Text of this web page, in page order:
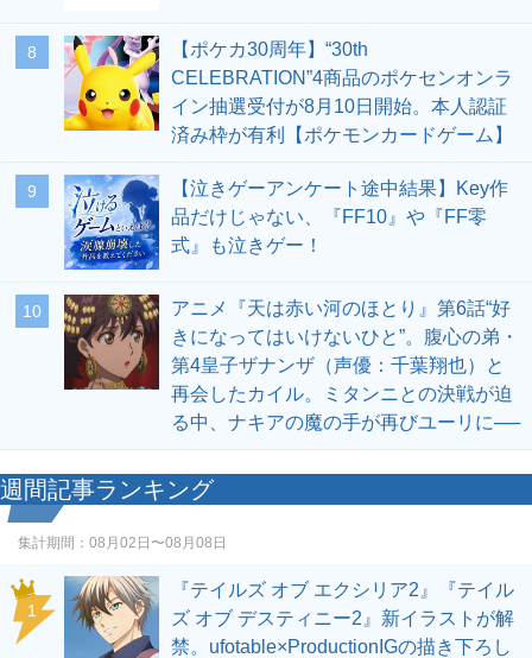
8
【ポケカ30周年】“30th
CELEBRATION”4商品のポケセンオンラ
イン抽選受付が8月10日開始。本人認証
済み枠が有利【ポケモンカードゲーム】
9
【泣きゲーアンケート途中結果】Key作
品だけじゃない、『FF10』や『FF零
式』も泣きゲー！
10
アニメ『天は赤い河のほとり』第6話“好
きになってはいけないひと”。腹心の弟・
第4皇子ザナンザ（声優：千葉翔也）と
再会したカイル。ミタンニとの決戦が迫
る中、ナキアの魔の手が再びユーリに──
週間記事ランキング
集計期間： 08月02日〜08月08日
1
『テイルズ オブ エクシリア2』『テイル
ズ オブ デスティニー2』新イラストが解
禁。ufotable×ProductionIGの描き下ろし